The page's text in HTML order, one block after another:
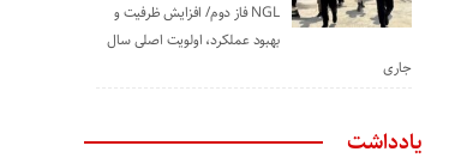
NGL فاز دوم/ افزایش ظرفیت و
بهبود عملکرد، اولویت اصلی سال
جاری
یادداشت